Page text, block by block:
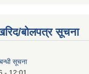
बोलपत्र सूचना
सूचना